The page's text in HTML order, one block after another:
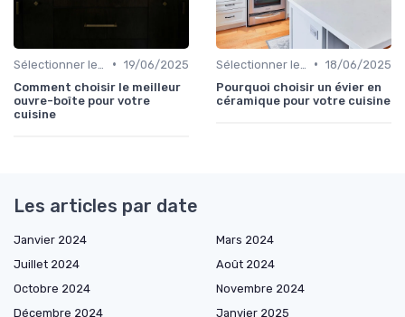
• 19/06/2025
Comment choisir le meilleur
ouvre-boîte pour votre
cuisine
• 18/06/2025
Pourquoi choisir un évier en
céramique pour votre cuisine
Les articles par date
Janvier 2024
Mars 2024
Juillet 2024
Août 2024
Octobre 2024
Novembre 2024
Décembre 2024
Janvier 2025